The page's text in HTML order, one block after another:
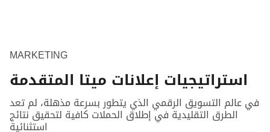
MARKETING
استراتيجيات إعلانات ميتا المتقدمة
في عالم التسويق الرقمي الذي يتطور بسرعة مذهلة، لم تعد
الطرق التقليدية في إطلاق الحملات كافية لتحقيق نتائج
استثنائية